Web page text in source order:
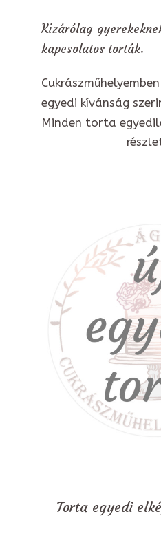
Kizárólag
kapcsolatos torták.
egyedi kívánság
Minden torta
Torta egyedi